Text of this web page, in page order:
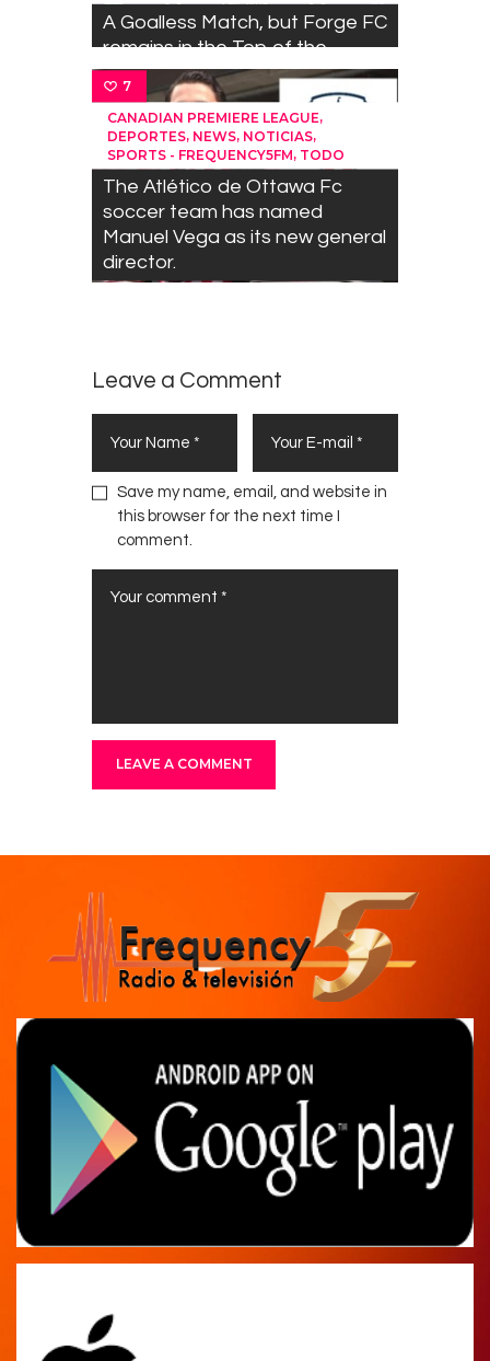
A Goalless Match, but Forge FC
remains in the Top of the
Canadian League
7
CANADIAN PREMIERE LEAGUE,
DEPORTES, NEWS, NOTICIAS,
SPORTS - FREQUENCY5FM, TODO
The Atlético de Ottawa Fc
soccer team has named
Manuel Vega as its new general
director.
Leave a Comment
Save my name, email, and website in
this browser for the next time I
comment.